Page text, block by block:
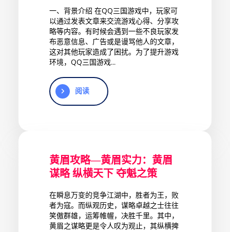
一、背景介绍 在QQ三国游戏中，玩家可
以通过发表文章来交流游戏心得、分享攻
略等内容。有时候会遇到一些不良玩家发
布恶意信息、广告或是谩骂他人的文章，
这对其他玩家造成了困扰。为了提升游戏
环境，QQ三国游戏...
阅读
黄眉攻略—黄眉实力：黄眉
谋略 纵横天下 夺魁之策
在瞬息万变的竞争江湖中，胜者为王，败
者为寇。而纵观历史，谋略卓越之士往往
笑傲群雄，运筹帷幄，决胜千里。其中，
黄眉之谋略更是令人叹为观止，其纵横捭